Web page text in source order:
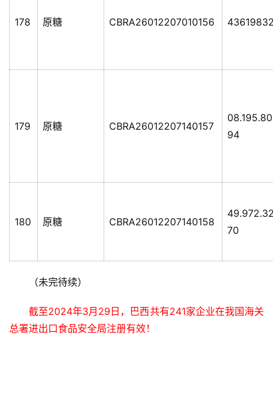
178 原糖 CBRA26012207010156
179 原糖 CBRA26012207140157
94
180 原糖 CBRA26012207140158
70
（未完待续）
截至2024年3月29日，巴西共有241家企业在我国海关
总署进出口食品安全局注册有效！